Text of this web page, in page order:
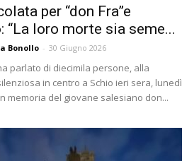
per “don Fra”e
“La loro morte sia seme...
Bonollo - 30 Giugno 2026
parlato di diecimila persone, alla
in centro a Schio ieri sera, lunedì
memoria del giovane salesiano don...